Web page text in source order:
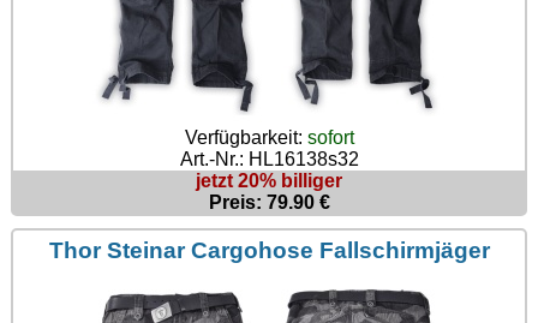
Verfügbarkeit: sofort
Art.-Nr.: HL16138s32
jetzt 20% billiger
Preis: 79.90 €
Thor Steinar Cargohose Fallschirmjäger